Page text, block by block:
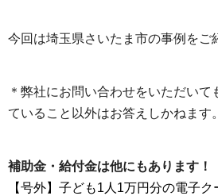
今回は埼玉県さいたま市の事例をご
＊弊社にお問い合わせをいただい
ていること以外はお答えしかねます。
補助金・給付金は他にもあります！
【号外】子ども1人1万円分の電子